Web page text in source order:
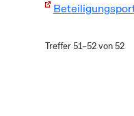
Treffer 51–52 von 52